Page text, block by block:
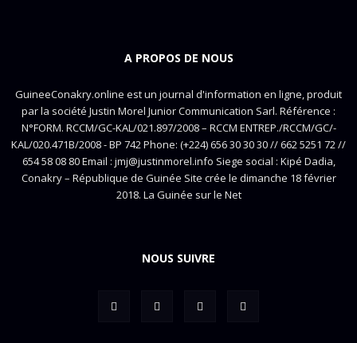
A PROPOS DE NOUS
GuineeConakry.online est un journal d'information en ligne, produit
par la société Justin Morel Junior Communication Sarl. Référence :
N°FORM. RCCM/GC-KAL/021.897/2008 – RCCM ENTREP./RCCM/GC/-
KAL/020.471B/2008 - BP 742 Phone: (+224) 656 30 30 30 // 662 5251 72 //
654 58 08 80 Email : jmj@justinmorel.info Siege social : Kipé Dadia,
Conakry – République de Guinée Site crée le dimanche 18 février
2018. La Guinée sur le Net
NOUS SUIVRE